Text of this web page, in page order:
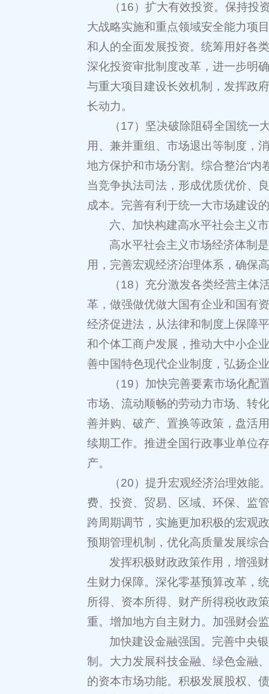
（16）扩大有效投资。保持
大战略实施和重点领域安全能力项
和人的全面发展投资。统筹用好各
深化投资审批制度改革，进一步明
与重大项目建设长效机制，发挥政
长动力。
（17）坚决破除阻碍全国统
用、兼并重组、市场退出等制度，
地方保护和市场分割。综合整治“
当竞争执法司法，形成优质优价、
成本。完善有利于统一大市场建设
六、加快构建高水平社会主义
高水平社会主义市场经济体制
用，完善宏观经济治理体系，确保
（18）充分激发各类经营主体
革，做强做优做大国有企业和国有
经济促进法，从法律和制度上保障
和个体工商户发展，推动大中小企
善中国特色现代企业制度，弘扬企
（19）加快完善要素市场化
市场、流动顺畅的劳动力市场、转
善并购、破产、置换等政策，盘活
续期工作。推进全国行政事业单位
产。
（20）提升宏观经济治理效
费、投资、贸易、区域、环保、监
跨周期调节，实施更加积极的宏观
预期管理机制，优化高质量发展综
发挥积极财政政策作用，增强
生财力保障。深化零基预算改革，
所得、资本所得、财产所得税收政
重。增加地方自主财力。加强财会
加快建设金融强国。完善中央
制。大力发展科技金融、绿色金融
的资本市场功能。积极发展股权、